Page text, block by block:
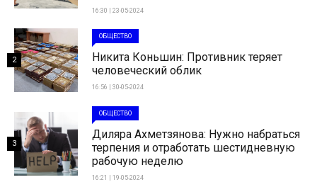
16:30 | 23-05-2024
ОБЩЕСТВО
Никита Коньшин: Противник теряет
человеческий облик
16:56 | 30-05-2024
2
ОБЩЕСТВО
Диляра Ахметзянова: Нужно набраться
терпения и отработать шестидневную
рабочую неделю
16:21 | 19-05-2024
3